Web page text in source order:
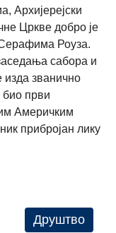
Архијерејски
Цркве добро је
Роуза.
сабора и
изда званично
први
Америчким
прибројан лику
Друштво